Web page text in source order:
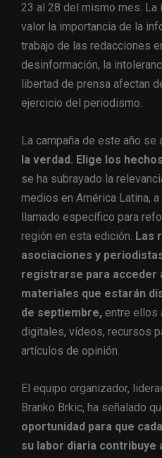
23 al 28 del mismo mes. La
valor la importancia de la
trabajo de las redacciones
desinformación, la
libertad de prensa afectan
ejercicio del periodismo.
La campaña de este año se
la verdad. Elige los
se ha subrayado la
medios en América Latina,
llamado específico para
región en esta edición. Las
asociaciones y
registrarse para acceder
materiales que estarán
de septiembre, entre ellos
digitales, vídeos, recursos
artículos de opinión.
El equipo organizador,
Branko Brkic, ha señalado
oportunidad para que
su labor diaria